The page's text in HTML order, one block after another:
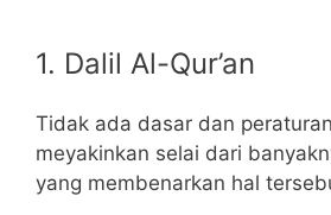
1. Dalil Al-Qur’an
Tidak ada dasar dan
meyakinkan selai dari
yang membenarkan hal